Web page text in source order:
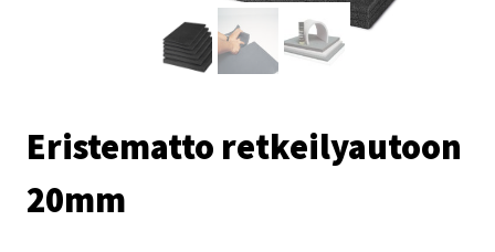
Eristematto retkeilyautoon
20mm